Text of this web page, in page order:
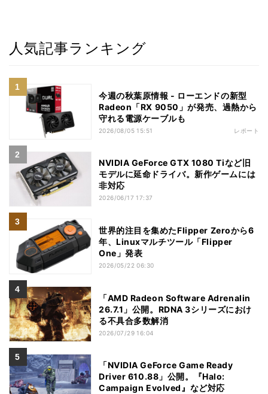
人気記事ランキング
今週の秋葉原情報 - ローエンドの新型
Radeon「RX 9050」が発売、過熱から
守れる電源ケーブルも
2026/08/05 15:51 レポート
NVIDIA GeForce GTX 1080 Tiなど旧
モデルに延命ドライバ。新作ゲームには
非対応
2026/06/17 17:37
世界的注目を集めたFlipper Zeroから6
年、Linuxマルチツール「Flipper
One」発表
2026/05/22 06:30
「AMD Radeon Software Adrenalin
26.7.1」公開。RDNA 3シリーズにおけ
る不具合多数解消
2026/07/29 16:04
「NVIDIA GeForce Game Ready
Driver 610.88」公開。『Halo:
Campaign Evolved』など対応